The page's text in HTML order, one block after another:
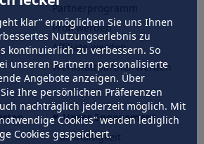
klar” ermöglichen Sie uns Ihnen
Nutzungserlebnis zu
kontinuierlich zu verbessern. So
unseren Partnern personalisierte
Angebote anzeigen. Über
Ihre persönlichen Präferenzen
nachträglich jederzeit möglich. Mit
Cookies” werden lediglich
Cookies gespeichert.
Partnerprogramm
Profi werden
Affiliate werden
Werkstattpartner werden
Unser Engagement
Nachhaltigkeit